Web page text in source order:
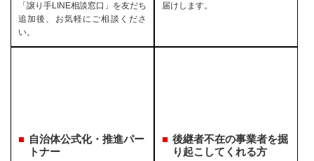
「譲り手LINE相談窓口」を友だち
追加後、お気軽にご相談くださ
い。
届けします。
自治体公式化・推進パー
トナー
後継者不在の事業者を掘
り起こしてくれる方